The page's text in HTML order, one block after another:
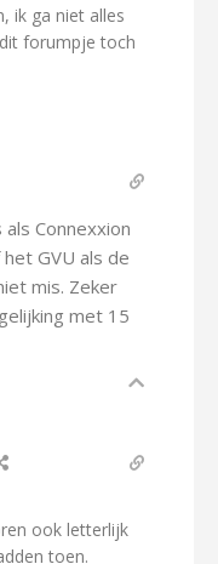
ik ga niet alles
forumpje toch
Connexxion
GVU als de
mis. Zeker
met 15
ook letterlijk
toen.